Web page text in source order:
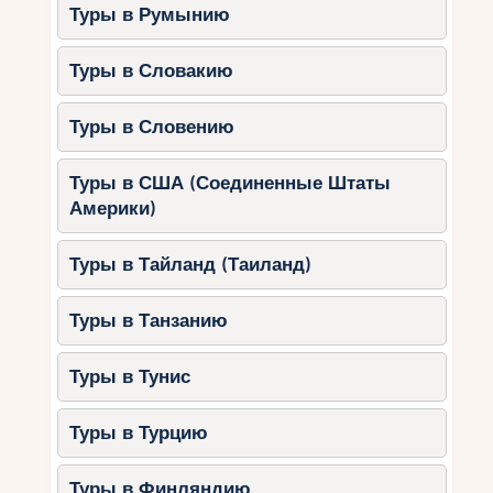
Особенности:
Близость к национальному парку
Крка.
Solaris Aquapark — место для
активного отдыха.
Пляжи с мелководьем и мягким
песком.
Рекомендуемые отели:
игровые зоны.
Amadria Park Andrija: тематические
номера и анимационные
программы.
Лучшие пляжи для детей на
Туры в Румынию
Туры в Словакию
Туры в Словению
Туры в США (Соединенные Штаты
Америки)
Туры в Тайланд (Таиланд)
Туры в Танзанию
Туры в Тунис
Туры в Турцию